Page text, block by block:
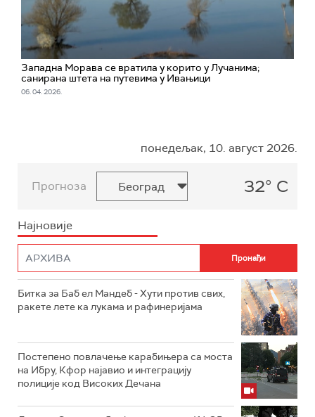
Западна Морава се вратила у корито у Лучанима;
санирана штета на путевима у Ивањици
06. 04. 2026.
понедељак, 10. август 2026.
Прогноза 32° C
Најновије
Битка за Баб ел Мандеб - Хути против свих,
ракете лете ка лукама и рафинеријама
Постепено повлачење карабињера са моста
на Ибру, Кфор најавио и интеграцију
полиције код Високих Дечана